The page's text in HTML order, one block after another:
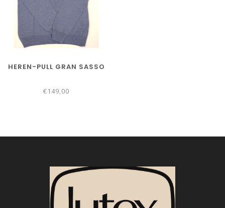
HEREN-PULL GRAN SASSO
€149,00